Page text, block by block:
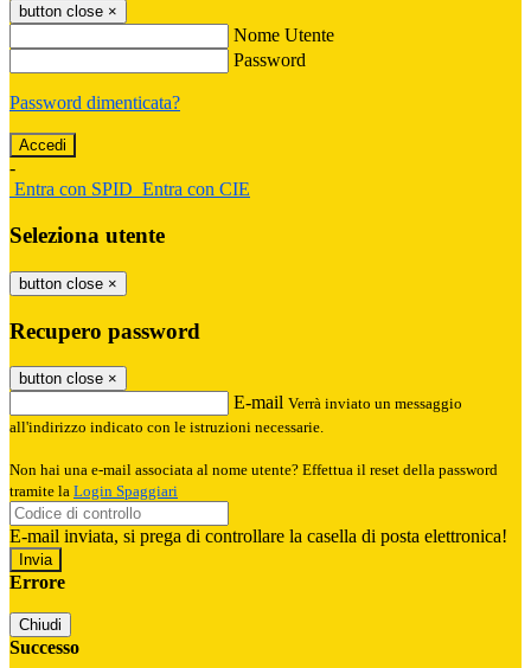
button close ×
Nome Utente
Password
Password dimenticata?
-
Entra con SPID Entra con CIE
Seleziona utente
button close ×
Recupero password
button close ×
E-mail Verrà inviato un messaggio
all'indirizzo indicato con le istruzioni necessarie.
Non hai una e-mail associata al nome utente? Effettua il reset della password
tramite la Login Spaggiari
E-mail inviata, si prega di controllare la casella di posta elettronica!
Errore
Chiudi
Successo